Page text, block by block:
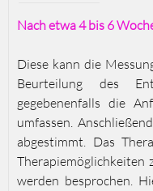
Nach etwa 4 bis 6
Diese kann die
Beurteilung des
gegebenenfalls die
umfassen.
abgestimmt. Das
Therapiemöglichkeiten
werden besprochen.